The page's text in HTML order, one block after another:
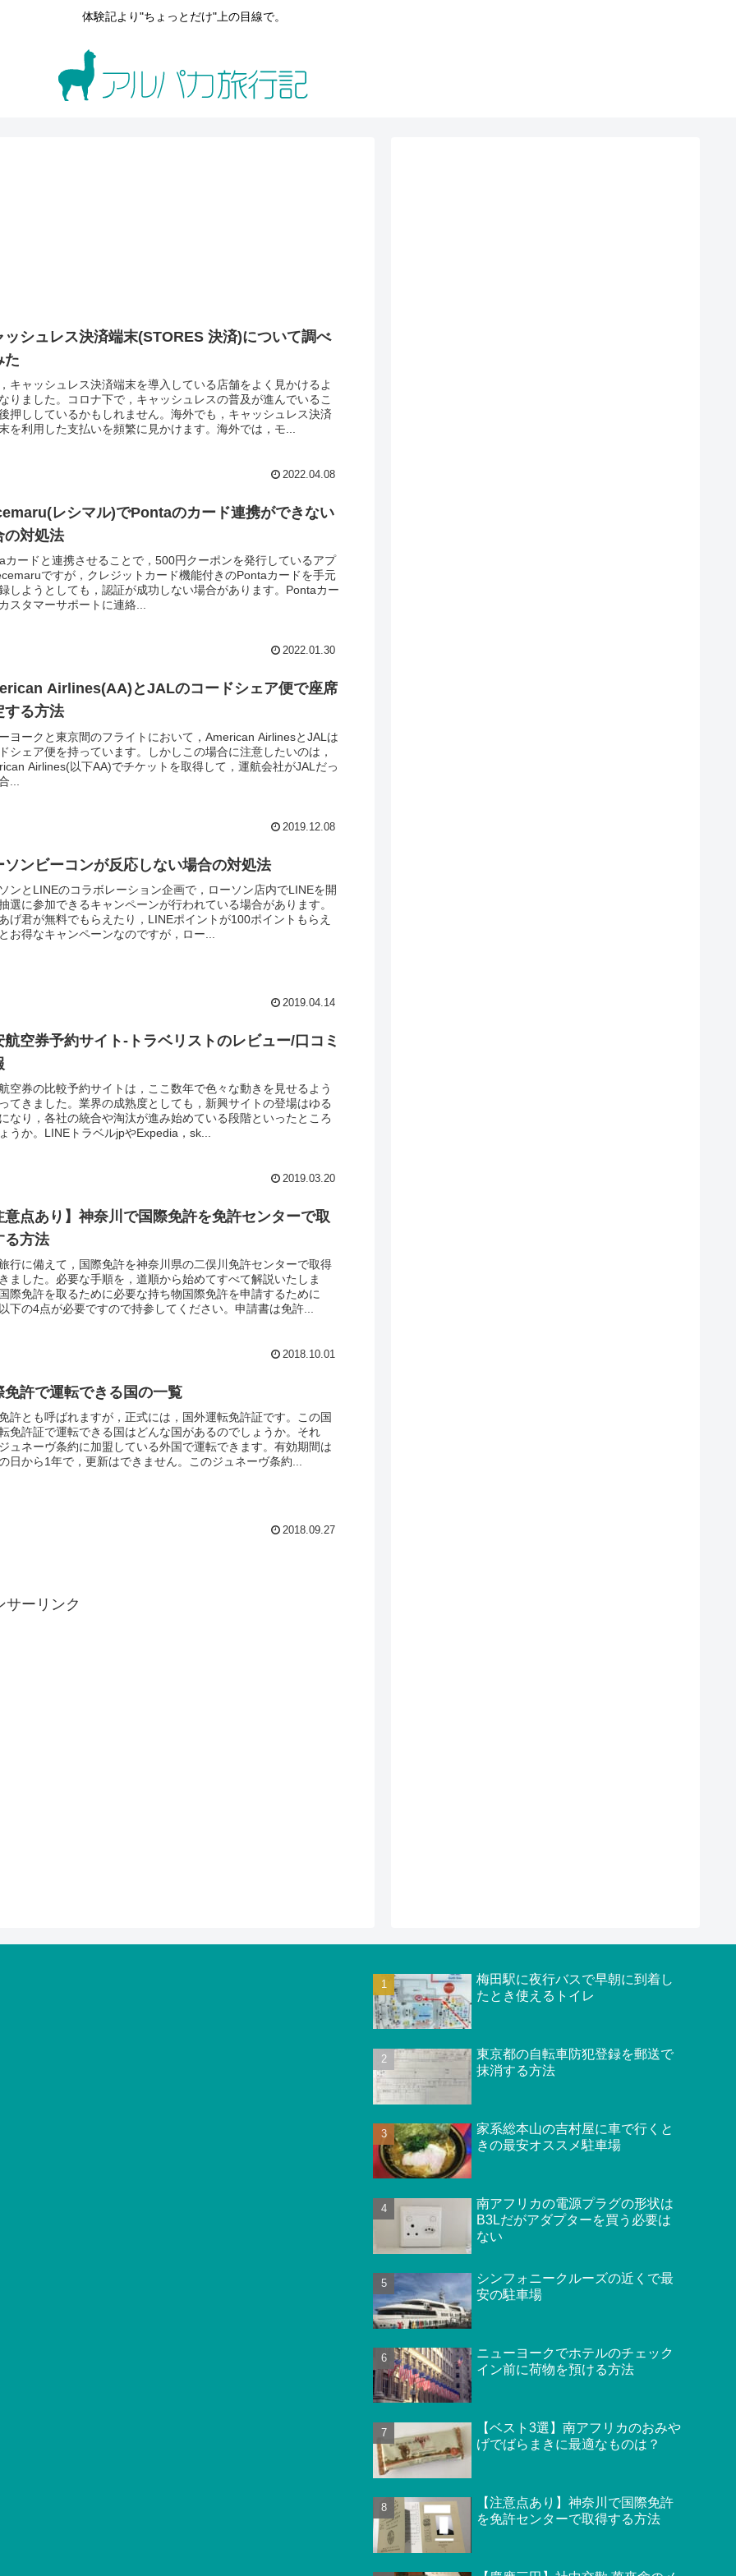
体験記より"ちょっとだけ"上の目線で。
ッシュレス決済端末(STORES 決済)について調べ
た
キャッシュレス決済端末を導入している店舗をよく見かけるよ
りました。コロナ下で，キャッシュレスの普及が進んでいるこ
押ししているかもしれません。海外でも，キャッシュレス決済
を利用した支払いを頻繁に見かけます。海外では，モ...
2022.04.08
レシマル)でPontaのカード連携ができない
の対処法
カードと連携させることで，500円クーポンを発行しているアプ
ですが，クレジットカード機能付きのPontaカードを手元
しようとしても，認証が成功しない場合があります。Pontaカー
スタマーサポートに連絡...
2022.01.30
Airlines(AA)とJALのコードシェア便で座席
する方法
ヨークと東京間のフライトにおいて，American AirlinesとJALは
シェア便を持っています。しかしこの場合に注意したいのは，
Airlines(以下AA)でチケットを取得して，運航会社がJALだっ
...
2019.12.08
ソンビーコンが反応しない場合の対処法
ンとLINEのコラボレーション企画で，ローソン店内でLINEを開
選に参加できるキャンペーンが行われている場合があります。
げ君が無料でもらえたり，LINEポイントが100ポイントもらえ
お得なキャンペーンなのですが，ロー...
2019.04.14
航空券予約サイト-トラベリストのレビュー/口コミ
空券の比較予約サイトは，ここ数年で色々な動きを見せるよう
てきました。業界の成熟度としても，新興サイトの登場はゆる
なり，各社の統合や淘汰が進み始めている段階といったところ
うか。LINEトラベルjpやExpedia，sk...
2019.03.20
意点あり】神奈川で国際免許を免許センターで取
る方法
行に備えて，国際免許を神奈川県の二俣川免許センターで取得
ました。必要な手順を，道順から始めてすべて解説いたしま
際免許を取るために必要な持ち物国際免許を申請するために
下の4点が必要ですので持参してください。申請書は免許...
2018.10.01
免許で運転できる国の一覧
許とも呼ばれますが，正式には，国外運転免許証です。この国
免許証で運転できる国はどんな国があるのでしょうか。それ
ュネーヴ条約に加盟している外国で運転できます。有効期間は
日から1年で，更新はできません。このジュネーヴ条約...
2018.09.27
サーリンク
梅田駅に夜行バスで早朝に到着し
たとき使えるトイレ
東京都の自転車防犯登録を郵送で
抹消する方法
家系総本山の吉村屋に車で行くと
きの最安オススメ駐車場
南アフリカの電源プラグの形状は
B3Lだがアダプターを買う必要は
ない
シンフォニークルーズの近くで最
安の駐車場
ニューヨークでホテルのチェック
イン前に荷物を預ける方法
【ベスト3選】南アフリカのおみや
げでばらまきに最適なものは？
【注意点あり】神奈川で国際免許
を免許センターで取得する方法